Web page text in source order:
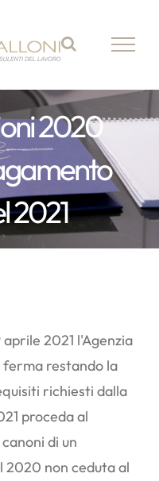
2020
2021
aprile 2021 l'Agenzia
restando la
richiesti dalla
proceda al
di un
non ceduta al